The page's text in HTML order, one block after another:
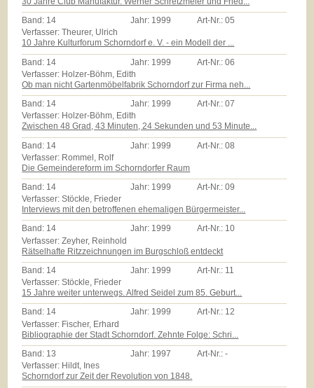
Band: 14 Jahr: 1999 Art-Nr.:05
Verfasser: Theurer, Ulrich
10 Jahre Kulturforum Schorndorf e. V. - ein Modell der ...
Band: 14 Jahr: 1999 Art-Nr.:06
Verfasser: Holzer-Böhm, Edith
Ob man nicht Gartenmöbelfabrik Schorndorf zur Firma neh...
Band: 14 Jahr: 1999 Art-Nr.:07
Verfasser: Holzer-Böhm, Edith
Zwischen 48 Grad, 43 Minuten, 24 Sekunden und 53 Minute...
Band: 14 Jahr: 1999 Art-Nr.:08
Verfasser: Rommel, Rolf
Die Gemeindereform im Schorndorfer Raum
Band: 14 Jahr: 1999 Art-Nr.:09
Verfasser: Stöckle, Frieder
Interviews mit den betroffenen ehemaligen Bürgermeister...
Band: 14 Jahr: 1999 Art-Nr.: 10
Verfasser: Zeyher, Reinhold
Rätselhafte Ritzzeichnungen im Burgschloß entdeckt
Band: 14 Jahr: 1999 Art-Nr.: 11
Verfasser: Stöckle, Frieder
15 Jahre weiter unterwegs. Alfred Seidel zum 85. Geburt...
Band: 14 Jahr: 1999 Art-Nr.: 12
Verfasser: Fischer, Erhard
Bibliographie der Stadt Schorndorf. Zehnte Folge: Schri...
Band: 13 Jahr: 1997 Art-Nr.:-
Verfasser: Hildt, Ines
Schorndorf zur Zeit der Revolution von 1848.